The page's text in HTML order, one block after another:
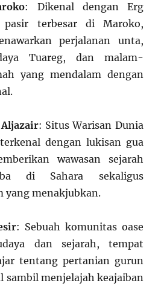
: Dikenal dengan Erg
terbesar di Maroko,
perjalanan unta,
Tuareg, dan malam-
yang mendalam dengan
: Situs Warisan Dunia
terkenal dengan lukisan gua
wawasan sejarah
di Sahara sekaligus
yang menakjubkan.
: Sebuah komunitas oase
dan sejarah, tempat
tentang pertanian gurun
sambil menjelajah keajaiban